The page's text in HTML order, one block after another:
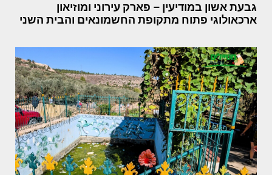
גבעת אשון במודיעין – פארק עירוני ומוזיאון
ארכאולוגי פתוח מתקופת החשמונאים והבית השני